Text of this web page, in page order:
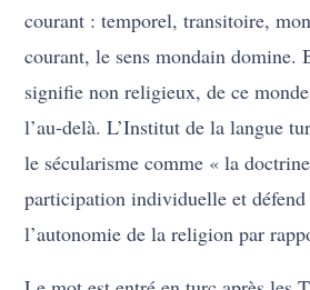
courant : temporel, transitoire,
courant, le sens mondain domine.
signifie non religieux, de ce
l’au-delà. L’Institut de la langue
le sécularisme comme « la
participation individuelle et défend
l’autonomie de la religion par